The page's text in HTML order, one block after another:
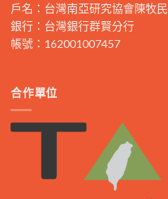
戶名：台灣南亞研究協會陳牧民
銀行：台灣銀行群賢分行
帳號：162001007457
合作單位